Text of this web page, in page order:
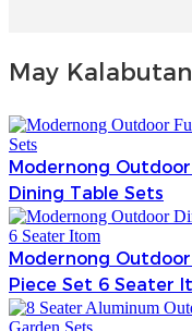
May
Modernong
Dining Table Sets
Modernong
Piece Set 6 Seater